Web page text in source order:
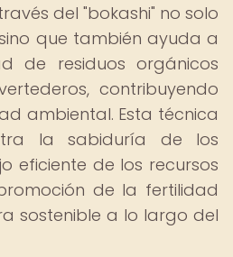
del "bokashi" no solo
que también ayuda a
de residuos orgánicos
contribuyendo
ambiental. Esta técnica
la sabiduría de los
eficiente de los recursos
de la fertilidad
sostenible a lo largo del